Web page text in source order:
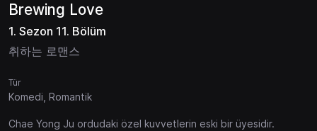
Brewing Love
1. Sezon 11. Bölüm
취하는 로맨스
Tür
Komedi, Romantik
Chae Yong Ju ordudaki özel kuvvetlerin eski bir üyesidir.